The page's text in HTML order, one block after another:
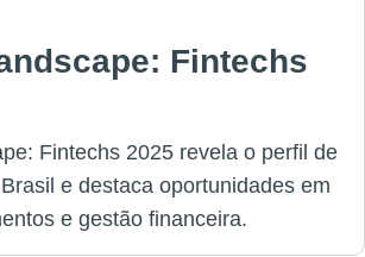
Fintechs
Fintechs 2025 revela o perfil de
e destaca oportunidades em
e gestão financeira.